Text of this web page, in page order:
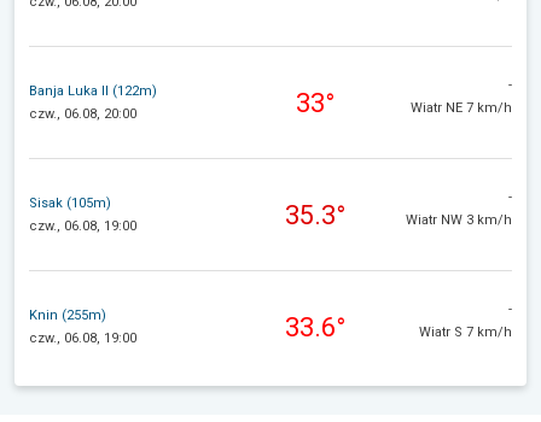
Banja Luka II (122m)
czw., 06.08, 20:00
33°
-
Wiatr NE 7 km/h
Sisak (105m)
czw., 06.08, 19:00
35.3°
-
Wiatr NW 3 km/h
Knin (255m)
czw., 06.08, 19:00
33.6°
-
Wiatr S 7 km/h